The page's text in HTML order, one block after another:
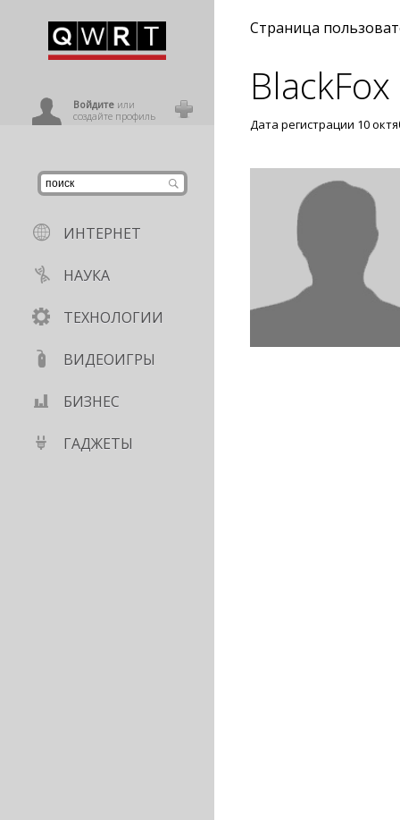
Войдитеили
создайте профиль
ИНТЕРНЕТ
НАУКА
ТЕХНОЛОГИИ
ВИДЕОИГРЫ
БИЗНЕС
ГАДЖЕТЫ
Страница
BlackFox
Дата регистрации 10